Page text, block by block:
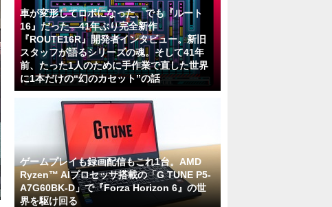
車が変形してロボになった、でも『ルート
16』だった―41年ぶり完全新作
『ROUTE16R』開発者インタビュー。新旧
スタッフが語るシリーズの魂。そして41年
前、たった1人のために手作業で直した世界
に1本だけの“幻のカセット”の話
ゲームプレイも録画配信もこれ1台。AMD
Ryzen™ AIプロセッサ搭載の「G TUNE P5-
A7G60BK-D」で『Forza Horizon 6』の世
界を駆け回る